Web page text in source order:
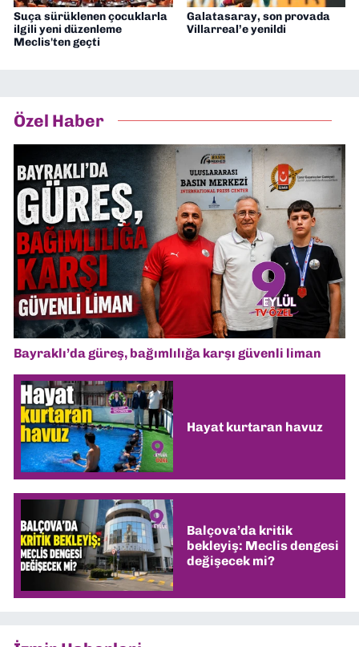
Suça sürüklenen çocuklarla
ilgili yeni düzenleme
Meclis'ten geçti
Galatasaray, son provada
Villarreal’e yenildi
Özel Haber
Bayraklı’da güreş, bağımlılığa karşı güvenli liman
Hayat kurtaran havuz
Balçova’da kritik
bekleyiş: Meclis dengesi
değişecek mi?